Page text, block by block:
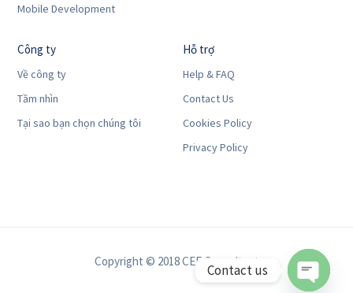
Mobile Development
Công ty
Về công ty
Tầm nhìn
Tại sao bạn chọn chúng tôi
Hỗ trợ
Help & FAQ
Contact Us
Cookies Policy
Privacy Policy
Copyright © 2018 CEF Consultant
Contact us